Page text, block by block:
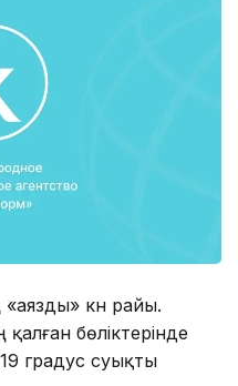
күн райы.
бөліктерінде
градус суықты